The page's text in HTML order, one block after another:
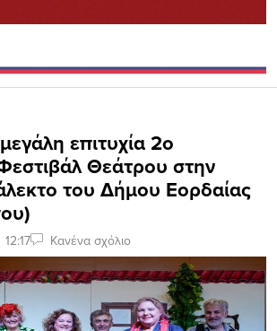
επιτυχία 2o
Θεάτρου στην
του Δήμου Εορδαίας
12:17 Κανένα σχόλιο